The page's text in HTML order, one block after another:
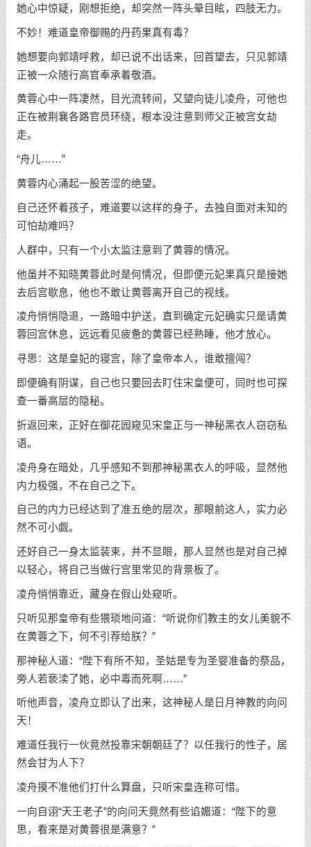
她心中惊疑，刚想拒绝，却突然一阵头晕目眩，四肢无力。
不妙！难道皇帝御赐的丹药果真有毒？
她想要向郭靖呼救，却已说不出话来，回首望去，只见郭靖
正被一众随行高官奉承着敬酒。
黄蓉心中一阵凄然，目光流转间，又望向徒儿凌舟，可他也
正在被荆襄各路官员环绕，根本没注意到师父正被宫女劫
走。
“舟儿……”
黄蓉内心涌起一股苦涩的绝望。
自己还怀着孩子，难道要以这样的身子，去独自面对未知的
可怕劫难吗？
人群中，只有一个小太监注意到了黄蓉的情况。
他虽并不知晓黄蓉此时是何情况，但即便元妃果真只是接她
去后宫歇息，他也不敢让黄蓉离开自己的视线。
凌舟悄悄隐退，一路暗中护送，直到确定元妃确实只是请黄
蓉回宫休息，远远看见疲惫的黄蓉已经熟睡，他才放心。
寻思：这是皇妃的寝宫，除了皇帝本人，谁敢擅闯？
即便确有阴谋，自己也只要回去盯住宋皇便可，同时也可探
查一番高层的隐秘。
折返回来，正好在御花园窥见宋皇正与一神秘黑衣人窃窃私
语。
凌舟身在暗处，几乎感知不到那神秘黑衣人的呼吸，显然他
内力极强，不在自己之下。
自己的内力已经达到了准五绝的层次，那眼前这人，实力必
然不可小觑。
还好自己一身太监装束，并不显眼，那人显然也是对自己掉
以轻心，将自己当做行宫里常见的背景板了。
凌舟悄悄靠近，藏身在假山处窥听。
只听见那皇帝有些猥琐地问道：“听说你们教主的女儿美貌不
在黄蓉之下，何不引荐给朕？”
那神秘人道：“陛下有所不知，圣姑是专为圣婴准备的祭品，
旁人若亵渎了她，必中毒而死啊……”
听他声音，凌舟立即认了出来，这神秘人是日月神教的向问
天！
难道任我行一伙竟然投靠宋朝朝廷了？以任我行的性子，居
然会甘为人下？
凌舟摸不准他们打什么算盘，只听宋皇连称可惜。
一向自诩“天王老子”的向问天竟然有些谄媚道：“陛下的意
思，看来是对黄蓉很是满意？”